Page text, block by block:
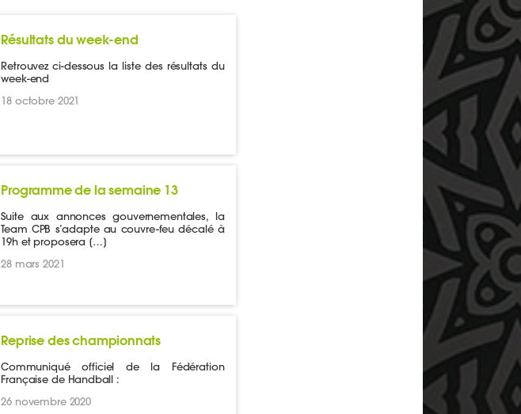
Résultats du week-end
Retrouvez ci-dessous la liste des résultats du
week-end
18 octobre 2021
Programme de la semaine 13
Suite aux annonces gouvernementales, la
Team CPB s’adapte au couvre-feu décalé à
19h et proposera […]
28 mars 2021
Reprise des championnats
Communiqué officiel de la Fédération
Française de Handball :
26 novembre 2020